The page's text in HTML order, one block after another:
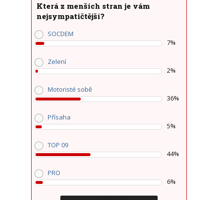
Která z menších stran je vám
nejsympatičtější?
SOCDEM
7%
Zelení
2%
Motoristé sobě
36%
Přísaha
5%
TOP 09
44%
PRO
6%